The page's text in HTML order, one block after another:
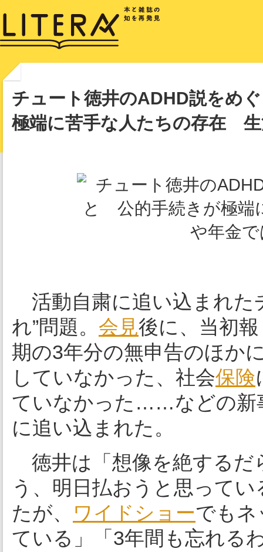
チュート徳井のADHD説をめ
極端に苦手な人たちの存在
活動自粛に追い込まれた
れ”問題。 会見後に、当初
期の3年分の無申告のほか
していなかった、社会保険
ていなかった……などの新
に追い込まれた。
徳井は「想像を絶するだ
う、明日払おうと思って
たが、
ワイドショーでもネ
ている」「3年間も忘れる